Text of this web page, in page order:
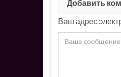
Добавить
Ваш адрес